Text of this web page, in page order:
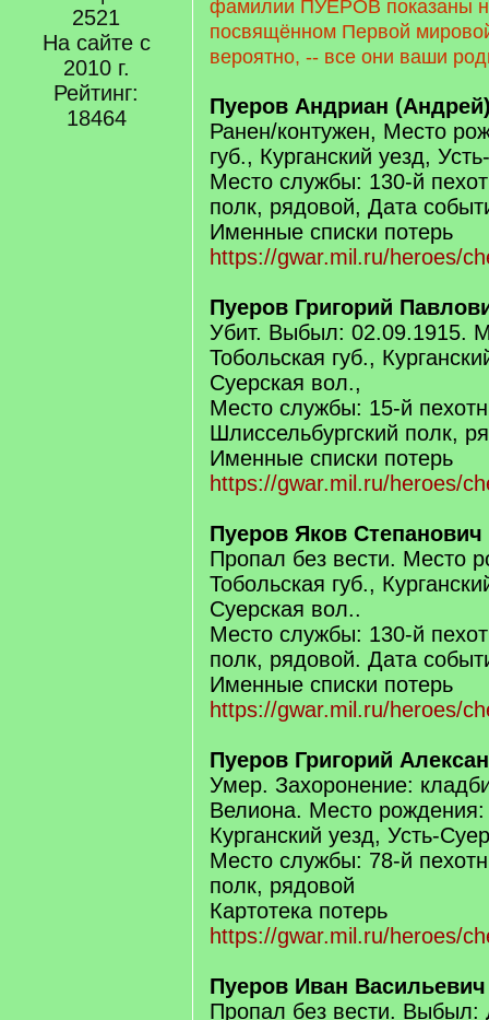
2521
На сайте с
2010 г.
Рейтинг:
18464
фамилии ПУЕРОВ показаны
посвящённом Первой
вероятно, -- все они ваши
Пуеров Андриан
Ранен/контужен, Место
губ., Курганский уезд,
Место службы: 130-й
полк, рядовой, Дата
Именные списки потерь
https://gwar.mil.ru/heroes/
Пуеров Григорий
Убит. Выбыл: 02.09.1915.
Тобольская губ.,
Суерская вол.,
Место службы: 15-й
Шлиссельбургский полк,
Именные списки потерь
https://gwar.mil.ru/heroes/
Пуеров Яков Степанович
Пропал без вести. Место
Тобольская губ.,
Суерская вол..
Место службы: 130-й
полк, рядовой. Дата
Именные списки потерь
https://gwar.mil.ru/heroes/
Пуеров Григорий
Умер. Захоронение:
Велиона. Место рождения:
Курганский уезд, Усть-
Место службы: 78-й
полк, рядовой
Картотека потерь
https://gwar.mil.ru/heroes/
Пуеров Иван Васильевич
Пропал без вести.